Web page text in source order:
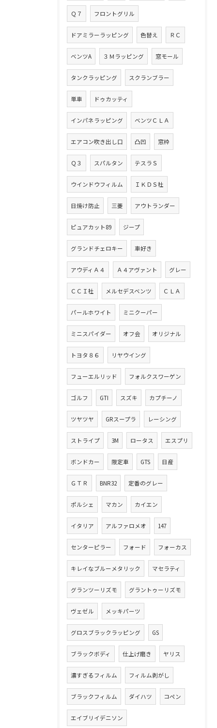
Ｑ７ フロントグリル
ドアミラーラッピング 色替え ＲＣ
ベンツA ３Ｍラッピング 窓モール
タンクラッピング スクランブラー
単車 ドゥカッティ
インパネラッピング ベンツＣＬＡ
エアコン吹き出し口 凸凹 窓枠
Ｑ３ スパルタン テスラＳ
ウインドウフィルム ＩＫＤＳ社
日焼け防止 三菱 アウトランダー
ピュアカット89 ジープ
グランドチェロキー 車好き
アウディＡ４ Ａ４アヴァント グレー
ＣＣＩ社 メルセデスベンツ ＣＬＡ
パールホワイト ミニクーパー
ミニスパイダー オフ会 オリジナル
トヨタ８６ リヤウイング
フューエルリッド フォルクスワーゲン
ゴルフ GTI スズキ カプチーノ
ツヤツヤ GRスープラ レーシング
ストライプ 3M ロータス エスプリ
ボンドカー 限定車 GTS 日産
ＧＴＲ BNR32 定番のグレー
ポルシェ マカン カイエン
イタリア アルファロメオ 147
センターピラー フォード フォーカス
キレイなブルーメタリック マセラティ
グランツーリズモ グラントゥーリズモ
ヴェゼル メッキパーツ
グロスブラックラッピング GS
ブラックボディ 仕上げ磨き ヤリス
濃すぎるフィルム フィルム剥がし
ブラックフィルム ダイハツ コペン
エイブリイデニソン